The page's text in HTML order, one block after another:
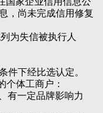
，尚未完成信用修复
为失信被执行人
下经比选认定。
体工商户：
一定品牌影响力